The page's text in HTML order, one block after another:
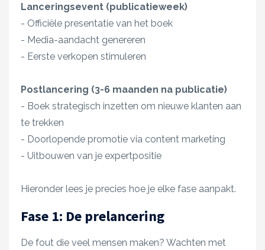
Lanceringsevent (publicatieweek)
- Officiële presentatie van het boek
- Media-aandacht genereren
- Eerste verkopen stimuleren
Postlancering (3-6 maanden na publicatie)
- Boek strategisch inzetten om nieuwe klanten aan
te trekken
- Doorlopende promotie via content marketing
- Uitbouwen van je expertpositie
Hieronder lees je precies hoe je elke fase aanpakt.
Fase 1: De prelancering
De fout die veel mensen maken? Wachten met